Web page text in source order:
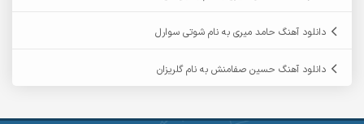
دانلود آهنگ حامد میری به نام شوتی سوارل
دانلود آهنگ حسین صفامنش به نام گلریزان